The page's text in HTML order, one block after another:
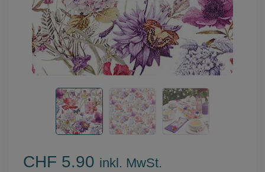
CHF 5.90 inkl. MwSt.